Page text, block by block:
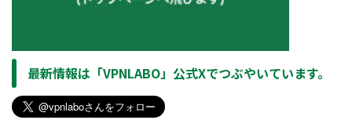
最新情報は「VPNLABO」公式Xでつぶやいています。